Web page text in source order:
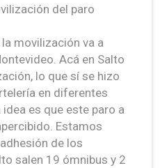
del paro
movilización va a
Acá en Salto
lo que sí se hizo
en diferentes
es que este paro a
Estamos
de los
salen 19 ómnibus y 2